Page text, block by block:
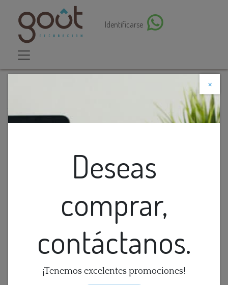
Identificarse
×
Deseas
comprar,
contáctanos.
¡Tenemos excelentes promociones!
Descuento web
FLORERO DE CERAMICA BLANCO CON PINTADO